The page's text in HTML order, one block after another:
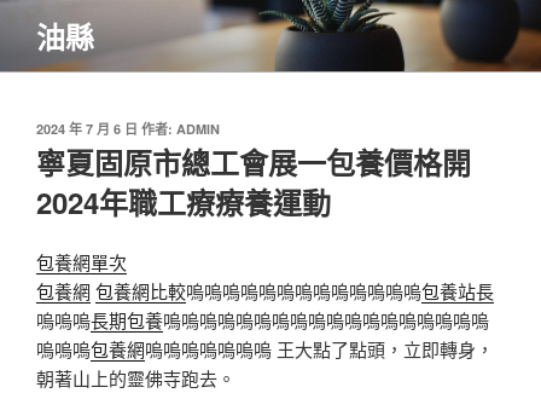
主
油縣
發
佈
於
2024 年 7 月 6 日 作者: ADMIN
寧夏固原市總工會展一包養價格開
2024年職工療療養運動
包養網單次
包養網 包養網比較嗚嗚嗚嗚嗚嗚嗚嗚嗚嗚嗚嗚嗚包養站長
嗚嗚嗚長期包養嗚嗚嗚嗚嗚嗚嗚嗚嗚嗚嗚嗚嗚嗚嗚嗚嗚嗚
嗚嗚嗚包養網嗚嗚嗚嗚嗚嗚嗚 王大點了點頭，立即轉身，
朝著山上的靈佛寺跑去。